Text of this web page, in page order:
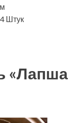
Штук
«Лапша